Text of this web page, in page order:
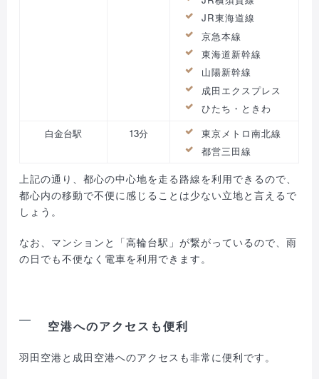
JR東海道線
京急本線
東海道新幹線
山陽新幹線
成田エクスプレス
ひたち・ときわ
白金台駅
13分
東京メトロ南北線
都営三田線
上記の通り、都心の中心地を走る路線を利用できるので、
都心内の移動で不便に感じることは少ない立地と言えるで
しょう。
なお、マンションと「高輪台駅」が繋がっているので、雨
の日でも不便なく電車を利用できます。
空港へのアクセスも便利
羽田空港と成田空港へのアクセスも非常に便利です。